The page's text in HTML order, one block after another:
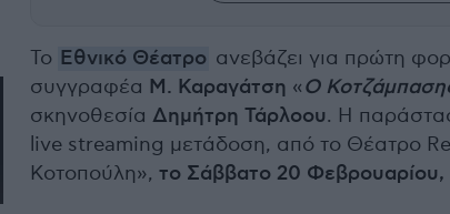
Το Εθνικό Θέατρο ανεβάζει για πρώτη
συγγραφέα Μ. Καραγάτση «Ο
σκηνοθεσία Δημήτρη Τάρλοου. H
live streaming μετάδοση, από το Θέατρο
Κοτοπούλη», το Σάββατο 20 Φεβρουαρίου,